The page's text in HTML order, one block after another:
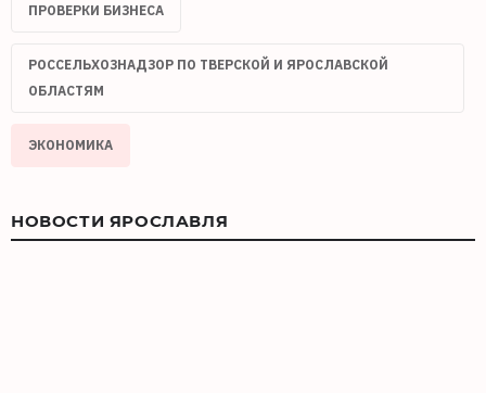
ПРОВЕРКИ БИЗНЕСА
РОССЕЛЬХОЗНАДЗОР ПО ТВЕРСКОЙ И ЯРОСЛАВСКОЙ
ОБЛАСТЯМ
ЭКОНОМИКА
НОВОСТИ ЯРОСЛАВЛЯ